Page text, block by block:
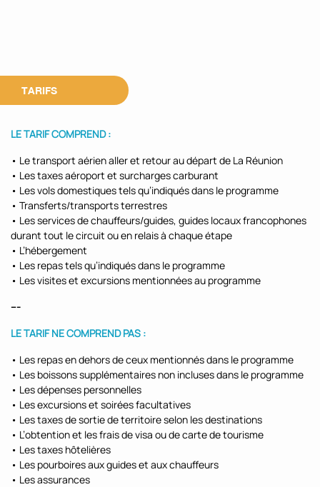
TARIFS
LE TARIF COMPREND :
• Le transport aérien aller et retour au départ de La Réunion
• Les taxes aéroport et surcharges carburant
• Les vols domestiques tels qu’indiqués dans le programme
• Transferts/transports terrestres
• Les services de chauffeurs/guides, guides locaux francophones
durant tout le circuit ou en relais à chaque étape
• L’hébergement
• Les repas tels qu’indiqués dans le programme
• Les visites et excursions mentionnées au programme
---
LE TARIF NE COMPREND PAS :
• Les repas en dehors de ceux mentionnés dans le programme
• Les boissons supplémentaires non incluses dans le programme
• Les dépenses personnelles
• Les excursions et soirées facultatives
• Les taxes de sortie de territoire selon les destinations
• L’obtention et les frais de visa ou de carte de tourisme
• Les taxes hôtelières
• Les pourboires aux guides et aux chauffeurs
• Les assurances